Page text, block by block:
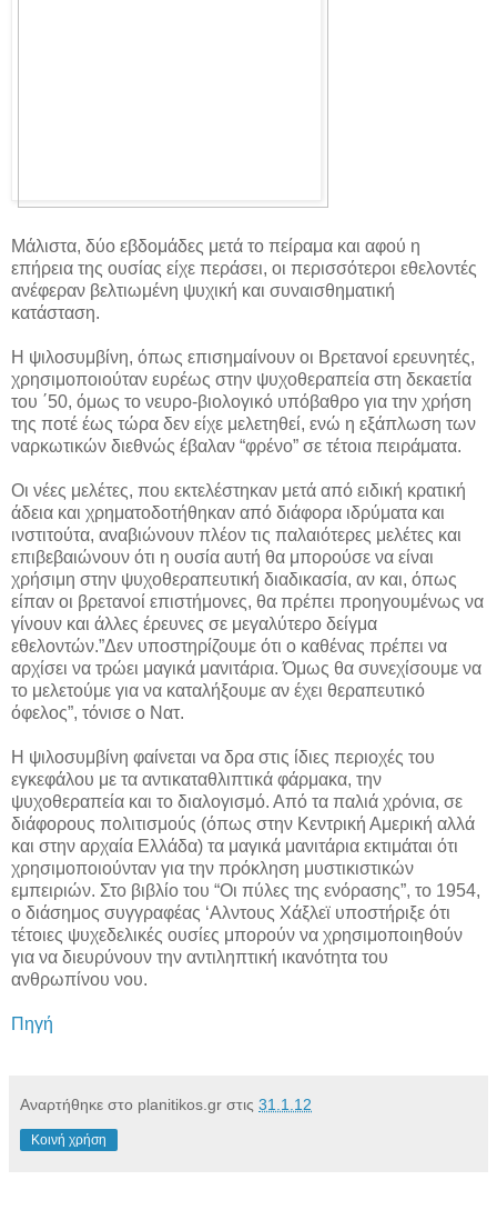
Μάλιστα, δύο εβδομάδες μετά το πείραμα και αφού η
επήρεια της ουσίας είχε περάσει, οι περισσότεροι εθελοντές
ανέφεραν βελτιωμένη ψυχική και συναισθηματική
κατάσταση.
Η ψιλοσυμβίνη, όπως επισημαίνουν οι Βρετανοί ερευνητές,
χρησιμοποιούταν ευρέως στην ψυχοθεραπεία στη δεκαετία
του ΄50, όμως το νευρο-βιολογικό υπόβαθρο για την χρήση
της ποτέ έως τώρα δεν είχε μελετηθεί, ενώ η εξάπλωση των
ναρκωτικών διεθνώς έβαλαν “φρένο” σε τέτοια πειράματα.
Οι νέες μελέτες, που εκτελέστηκαν μετά από ειδική κρατική
άδεια και χρηματοδοτήθηκαν από διάφορα ιδρύματα και
ινστιτούτα, αναβιώνουν πλέον τις παλαιότερες μελέτες και
επιβεβαιώνουν ότι η ουσία αυτή θα μπορούσε να είναι
χρήσιμη στην ψυχοθεραπευτική διαδικασία, αν και, όπως
είπαν οι βρετανοί επιστήμονες, θα πρέπει προηγουμένως να
γίνουν και άλλες έρευνες σε μεγαλύτερο δείγμα
εθελοντών.”Δεν υποστηρίζουμε ότι ο καθένας πρέπει να
αρχίσει να τρώει μαγικά μανιτάρια. Όμως θα συνεχίσουμε να
το μελετούμε για να καταλήξουμε αν έχει θεραπευτικό
όφελος”, τόνισε ο Νατ.
Η ψιλοσυμβίνη φαίνεται να δρα στις ίδιες περιοχές του
εγκεφάλου με τα αντικαταθλιπτικά φάρμακα, την
ψυχοθεραπεία και το διαλογισμό. Από τα παλιά χρόνια, σε
διάφορους πολιτισμούς (όπως στην Κεντρική Αμερική αλλά
και στην αρχαία Ελλάδα) τα μαγικά μανιτάρια εκτιμάται ότι
χρησιμοποιούνταν για την πρόκληση μυστικιστικών
εμπειριών. Στο βιβλίο του “Οι πύλες της ενόρασης”, το 1954,
ο διάσημος συγγραφέας ‘Αλντους Χάξλεϊ υποστήριξε ότι
τέτοιες ψυχεδελικές ουσίες μπορούν να χρησιμοποιηθούν
για να διευρύνουν την αντιληπτική ικανότητα του
ανθρωπίνου νου.
Πηγή
Αναρτήθηκε στο planitikos.gr στις 31.1.12
Κοινή χρήση